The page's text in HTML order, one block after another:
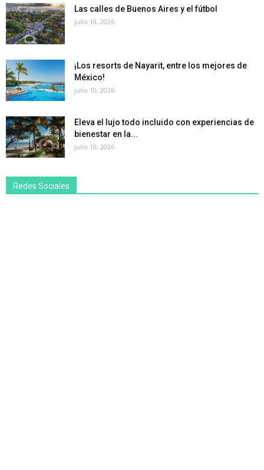
Las calles de Buenos Aires y el fútbol
julio 18, 2026
¡Los resorts de Nayarit, entre los mejores de
México!
julio 10, 2026
Eleva el lujo todo incluido con experiencias de
bienestar en la...
julio 10, 2026
Redes Sociales